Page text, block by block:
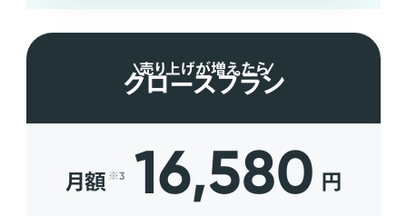
売り上げが増えたら
グロースプラン
月額 ※3 16,580 円